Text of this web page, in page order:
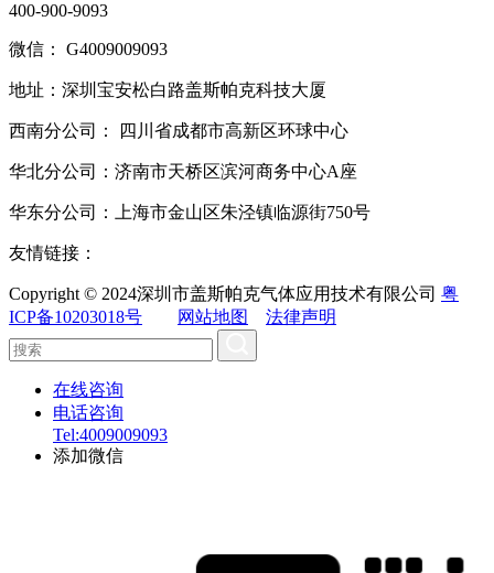
400-900-9093
微信： G4009009093
地址：深圳宝安松白路盖斯帕克科技大厦
西南分公司： 四川省成都市高新区环球中心
华北分公司：济南市天桥区滨河商务中心A座
华东分公司：上海市金山区朱泾镇临源街750号
友情链接：
Copyright © 2024深圳市盖斯帕克气体应用技术有限公司 粤
ICP备10203018号
网站地图 法律声明
在线咨询
电话咨询
Tel:4009009093
添加微信